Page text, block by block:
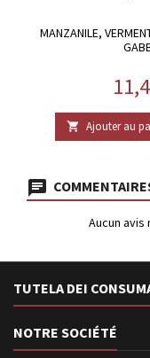
MANZANILE,
Prix
 Ajouter au
Aucun
TUTELA DEI
NOTRE SOCIÉTÉ